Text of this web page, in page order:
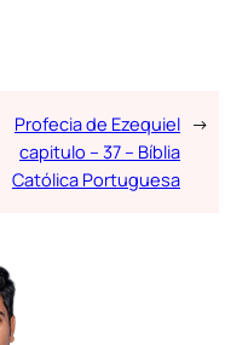
Profecia de Ezequiel
capitulo – 37 – Bíblia
Católica Portuguesa
→